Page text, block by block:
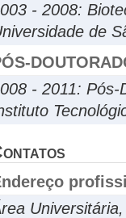
- 2008:
de
- 2011: Pós-